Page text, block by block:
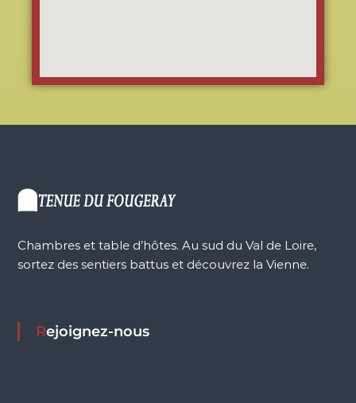
Chambres et table d’hôtes. Au sud du Val de Loire,
sortez des sentiers battus et découvrez la Vienne.
Rejoignez-nous